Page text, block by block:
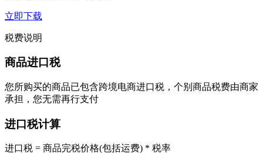
立即下载
税费说明
商品进口税
您所购买的商品已包含跨境电商进口税，个别商品税费由商家
承担，您无需再行支付
进口税计算
进口税 = 商品完税价格(包括运费) * 税率